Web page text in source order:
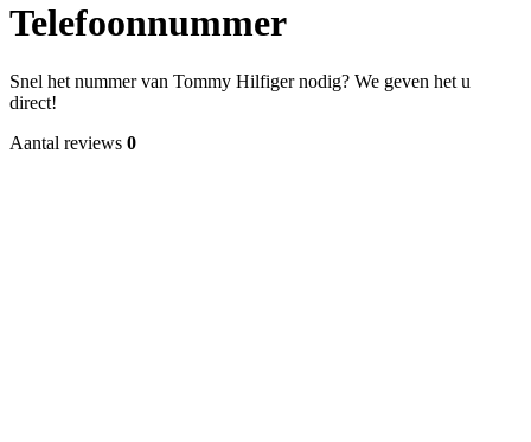
Telefoonnummer
Snel het nummer van Tommy Hilfiger nodig? We geven het u
direct!
Aantal reviews 0